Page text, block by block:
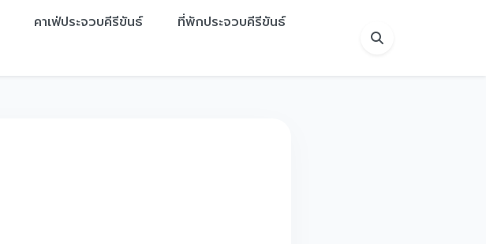
คาเฟ่ประจวบคีรีขันธ์
ที่พักประจวบคีรีขันธ์